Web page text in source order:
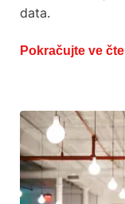
data.
Pokračujte ve